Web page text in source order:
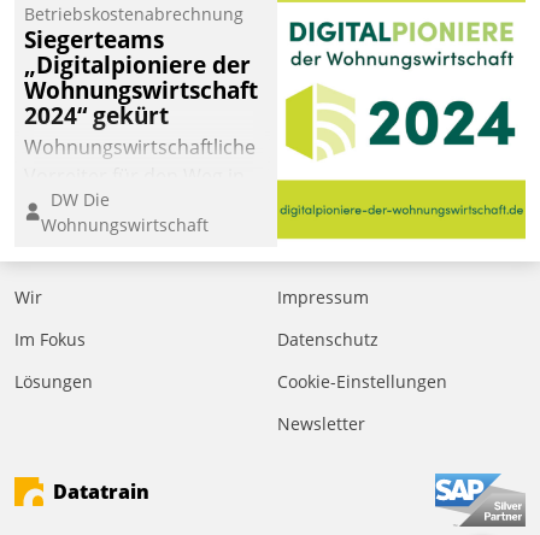
einsehen und ändern
oder
Schadensmeldungen
abgeben – rund um die
Uhr.
Betriebskostenabrechnung
Siegerteams
„Digitalpioniere der
Wohnungswirtschaft
2024“ gekürt
Wohnungswirtschaftliche
eine digitale Zukunft zu
finden, ist das Ziel des
Awards „Digitalpioniere
der
Bewerben können sich
dafür ein Team
DW Die
Wohnungswirtschaft
Wir
Im Fokus
Lösungen
Impressum
Datenschutz
Cookie-Einstellungen
Newsletter
Datatrain